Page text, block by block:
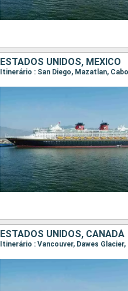
ESTADOS UNIDOS, MÉXICO
Itinerário : San Diego, Mazatlan,
ESTADOS UNIDOS, CANADÁ
Itinerário : Vancouver, Dawes